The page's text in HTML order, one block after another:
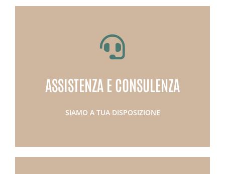
ASSISTENZA E CONSULENZA
SIAMO A TUA DISPOSIZIONE
CONTATTACI
Compila il form e sarai ricontattato dai nostri
esperti
SCOPRI DI PIU'